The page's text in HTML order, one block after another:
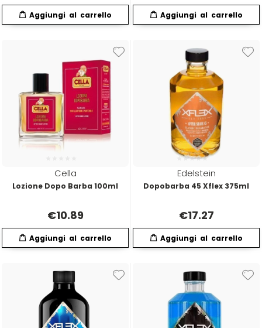
LV3
Mia
Mimare
Mood
Morgan's
Moroccanoil
Morocutti
Moser
Muster & Dikson
Cella
Lozione Dopo Barba 100ml
€10.89
Edelstein
Dopobarba 45 Xflex 375ml
€17.27